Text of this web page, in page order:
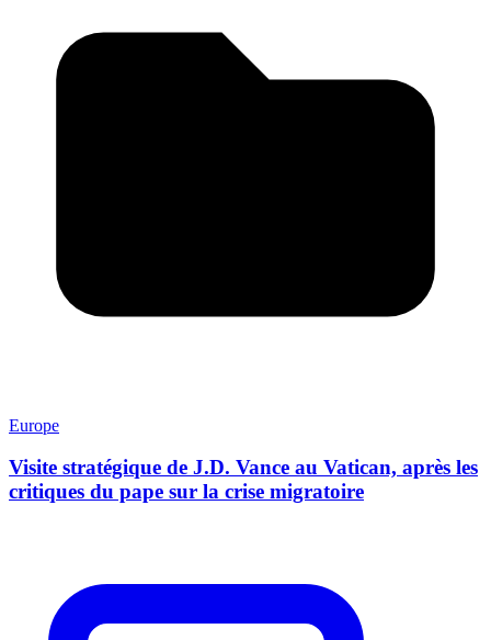
Europe
Visite stratégique de J.D. Vance au Vatican, après les
critiques du pape sur la crise migratoire